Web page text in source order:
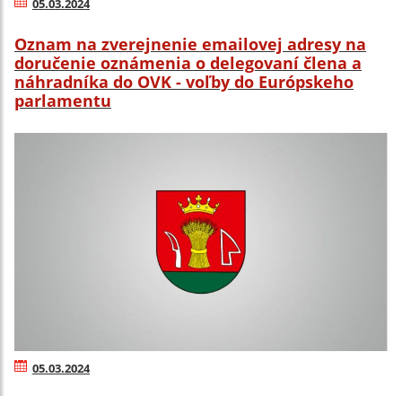
05.03.2024
Oznam na zverejnenie emailovej adresy na
doručenie oznámenia o delegovaní člena a
náhradníka do OVK - voľby do Európskeho
parlamentu
05.03.2024